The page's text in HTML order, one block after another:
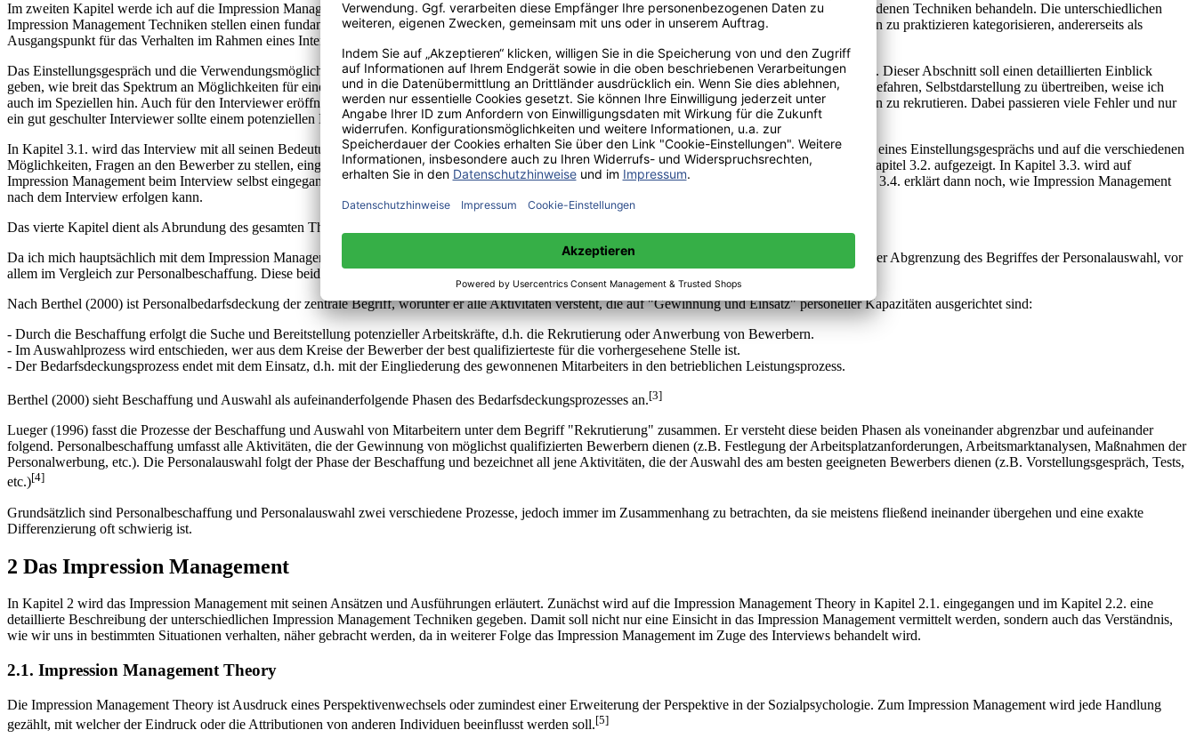
Im zweiten Kapitel werde ich auf die Impression Management Theory im Näheren eingehen und dabei ihren Ursprung, ihre Entwicklung und ihre verschiedenen Techniken behandeln. Die unterschiedlichen
Impression Management Techniken stellen einen fundamentalen Bestandteil dieser Arbeit dar, da sie einerseits die Möglichkeiten Selbstdarstellungsverhalten zu praktizieren kategorisieren, andererseits als
Ausgangspunkt für das Verhalten im Rahmen eines Interviews dienen.
Das Einstellungsgespräch und die Verwendungsmöglichkeiten von Impression Management vorher, während und danach, beschreibe ich im dritten Kapitel. Dieser Abschnitt soll einen detaillierten Einblick
geben, wie breit das Spektrum an Möglichkeiten für einen Bewerber ist, seine Chancen zu verbessern, einen bestimmten Arbeitsplatz zu bekommen. Auf Gefahren, Selbstdarstellung zu übertreiben, weise ich
auch im Speziellen hin. Auch für den Interviewer eröffnen sich Gegebenheiten, auch wirklich den besten und geeignetsten Kandidaten für das Unternehmen zu rekrutieren. Dabei passieren viele Fehler und nur
ein gut geschulter Interviewer sollte einem potenziellen Mitarbeiter gegenüber sitzen.
In Kapitel 3.1. wird das Interview mit all seinen Bedeutungen, Funktionen, Stärken und Schwächen im Näheren beschrieben. Es wird auch auf den Ablauf eines Einstellungsgesprächs und auf die verschiedenen
Möglichkeiten, Fragen an den Bewerber zu stellen, eingegangen. Wie Impression Management schon vor dem Interview betrieben werden kann, wird in Kapitel 3.2. aufgezeigt. In Kapitel 3.3. wird auf
Impression Management beim Interview selbst eingegangen und sowohl von Bewerber- als auch von Interviewerseite durchleuchtet und analysiert. Kapitel 3.4. erklärt dann noch, wie Impression Management
nach dem Interview erfolgen kann.
Das vierte Kapitel dient als Abrundung des gesamten Themenbereiches und soll noch einmal einen transparenten Überblick über die Thematik bieten.
Da ich mich hauptsächlich mit dem Impression Management im Zuge der Personalauswahl beschäftigen werde, im Speziellen beim Interview, bedarf es einer Abgrenzung des Begriffes der Personalauswahl, vor
allem im Vergleich zur Personalbeschaffung. Diese beiden Bereiche können mitunter sehr eng miteinander verbunden sein.
Nach Berthel (2000) ist Personalbedarfsdeckung der zentrale Begriff, worunter er alle Aktivitäten versteht, die auf "Gewinnung und Einsatz" personeller Kapazitäten ausgerichtet sind:
- Durch die Beschaffung erfolgt die Suche und Bereitstellung potenzieller Arbeitskräfte, d.h. die Rekrutierung oder Anwerbung von Bewerbern.
- Im Auswahlprozess wird entschieden, wer aus dem Kreise der Bewerber der best qualifizierteste für die vorhergesehene Stelle ist.
- Der Bedarfsdeckungsprozess endet mit dem Einsatz, d.h. mit der Eingliederung des gewonnenen Mitarbeiters in den betrieblichen Leistungsprozess.
Berthel (2000) sieht Beschaffung und Auswahl als aufeinanderfolgende Phasen des Bedarfsdeckungsprozesses an.[3]
Lueger (1996) fasst die Prozesse der Beschaffung und Auswahl von Mitarbeitern unter dem Begriff "Rekrutierung" zusammen. Er versteht diese beiden Phasen als voneinander abgrenzbar und aufeinander
folgend. Personalbeschaffung umfasst alle Aktivitäten, die der Gewinnung von möglichst qualifizierten Bewerbern dienen (z.B. Festlegung der Arbeitsplatzanforderungen, Arbeitsmarktanalysen, Maßnahmen der
Personalwerbung, etc.). Die Personalauswahl folgt der Phase der Beschaffung und bezeichnet all jene Aktivitäten, die der Auswahl des am besten geeigneten Bewerbers dienen (z.B. Vorstellungsgespräch, Tests,
etc.)[4]
Grundsätzlich sind Personalbeschaffung und Personalauswahl zwei verschiedene Prozesse, jedoch immer im Zusammenhang zu betrachten, da sie meistens fließend ineinander übergehen und eine exakte
Differenzierung oft schwierig ist.
2 Das Impression Management
In Kapitel 2 wird das Impression Management mit seinen Ansätzen und Ausführungen erläutert. Zunächst wird auf die Impression Management Theory in Kapitel 2.1. eingegangen und im Kapitel 2.2. eine
detaillierte Beschreibung der unterschiedlichen Impression Management Techniken gegeben. Damit soll nicht nur eine Einsicht in das Impression Management vermittelt werden, sondern auch das Verständnis,
wie wir uns in bestimmten Situationen verhalten, näher gebracht werden, da in weiterer Folge das Impression Management im Zuge des Interviews behandelt wird.
2.1. Impression Management Theory
Die Impression Management Theory ist Ausdruck eines Perspektivenwechsels oder zumindest einer Erweiterung der Perspektive in der Sozialpsychologie. Zum Impression Management wird jede Handlung
gezählt, mit welcher der Eindruck oder die Attributionen von anderen Individuen beeinflusst werden soll.[5]